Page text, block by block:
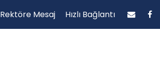
Rektöre Mesaj Hızlı Bağlantı